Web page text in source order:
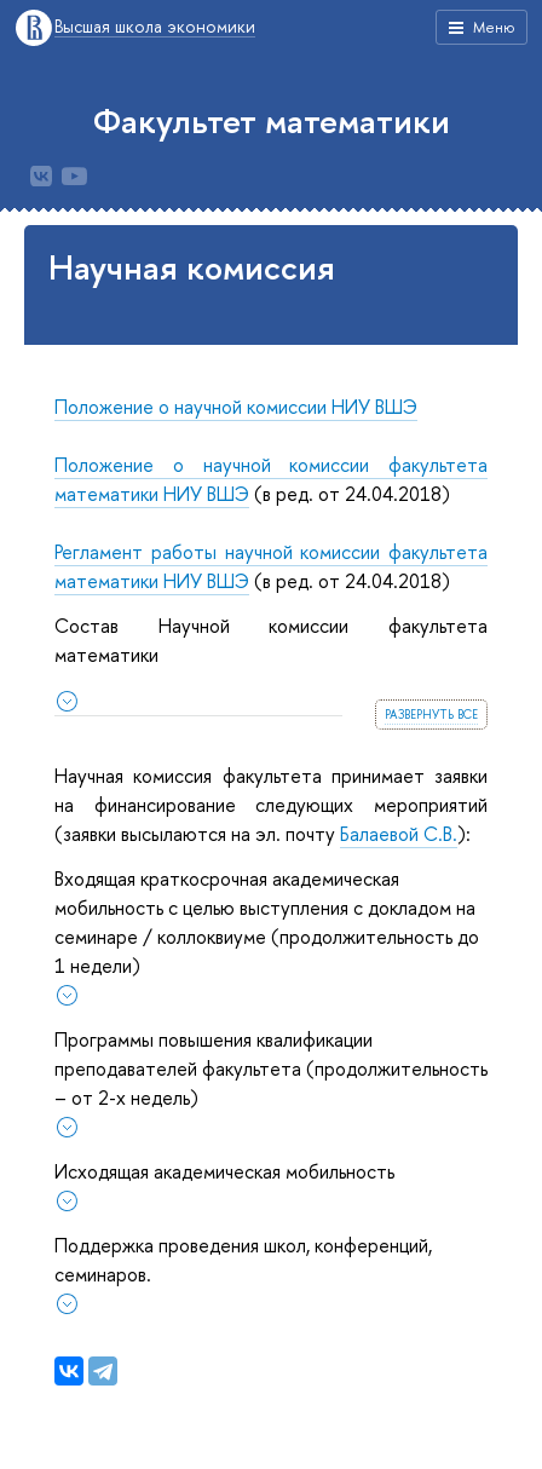
Меню
Высшая школа экономики
Факультет математики
Научная комиссия
Положение о научной комиссии НИУ ВШЭ
Положение о научной комиссии факультета
математики НИУ ВШЭ (в ред. от 24.04.2018)
Регламент работы научной комиссии факультета
математики НИУ ВШЭ (в ред. от 24.04.2018)
Состав Научной комиссии факультета
математики
развернуть все
Научная комиссия факультета принимает заявки
на финансирование следующих мероприятий
(заявки высылаются на эл. почтуБалаевой С.В.):
Входящая краткосрочная академическая
мобильность с целью выступления с докладом на
семинаре / коллоквиуме (продолжительность до
1 недели)
Программы повышения квалификации
преподавателей факультета (продолжительность
– от 2-х недель)
Исходящая академическая мобильность
Поддержка проведения школ, конференций,
семинаров.